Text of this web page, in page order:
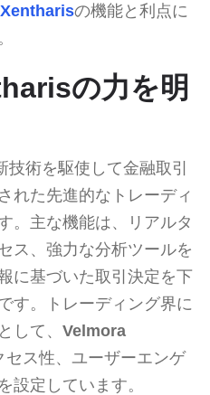
の機能と利点に
の力を明
技術を駆使して金融取引
れた先進的なトレーディ
。主な機能は、リアルタ
ス、強力な分析ツールを
に基づいた取引決定を下
す。トレーディング界に
して、 Velmora
セス性、ユーザーエンゲ
設定しています。